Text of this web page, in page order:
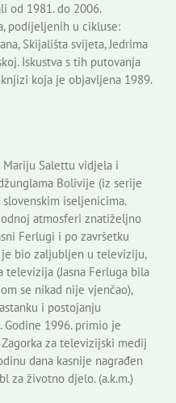
od 1981. do 2006.
podijeljenih u cikluse:
Skijališta svijeta, Jedrima
Iskustva s tih putovanja
koja je objavljena 1989.
Mariju Salettu vidjela i
Bolivije (iz serije
iseljenicima.
atmosferi znatiželjno
Ferlugi i po završetku
bio zaljubljen u televiziju,
(Jasna Ferluga bila
se nikad nije vjenčao),
i postojanju
Godine 1996. primio je
za televizijski medij
dana kasnije nagrađen
za životno djelo. (a.k.m.)